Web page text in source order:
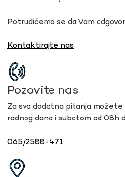
Potrudićemo se da Vam
Kontaktirajte nas
Pozovite nas
Za sva dodatna pitanja možete
radnog dana i subotom od 08h
065/2588-471